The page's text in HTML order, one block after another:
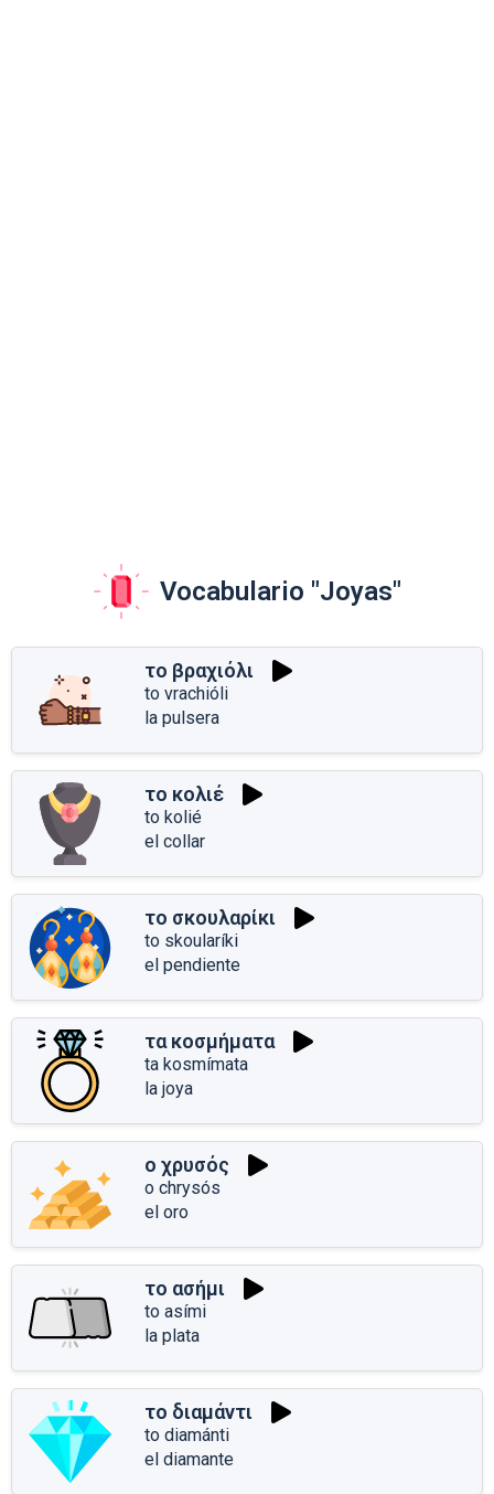
Vocabulario "Joyas"
το βραχιόλι
to vrachióli
la pulsera
το κολιέ
to kolié
el collar
το σκουλαρίκι
to skoularíki
el pendiente
τα κοσμήματα
ta kosmímata
la joya
ο χρυσός
o chrysós
el oro
το ασήμι
to asími
la plata
το διαμάντι
to diamánti
el diamante